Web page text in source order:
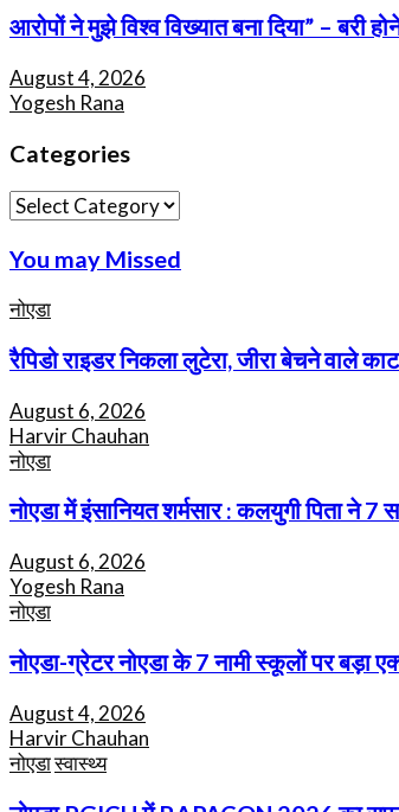
आरोपों ने मुझे विश्व विख्यात बना दिया” – बरी
August 4, 2026
Yogesh Rana
Categories
Categories
You may Missed
नोएडा
रैपिडो राइडर निकला लुटेरा, जीरा बेचने वाले
August 6, 2026
Harvir Chauhan
नोएडा
नोएडा में इंसानियत शर्मसार : कलयुगी पिता
August 6, 2026
Yogesh Rana
नोएडा
नोएडा-ग्रेटर नोएडा के 7 नामी स्कूलों पर बड़ा
August 4, 2026
Harvir Chauhan
नोएडास्वास्थ्य